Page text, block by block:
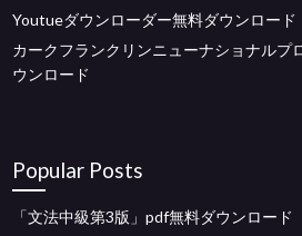
Youtueダウンローダー無料ダウンロード
カークフランクリンニューナショナルプ
ウンロード
Popular Posts
「文法中級第3版」pdf無料ダウンロード